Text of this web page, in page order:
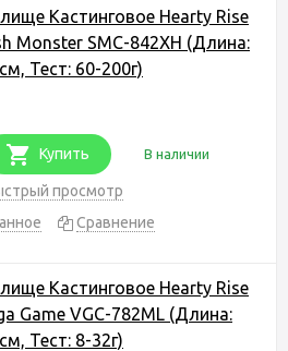
Кастинговое Hearty Rise
Monster SMC-842XH (Длина:
Тест: 60-200г)
Купить В наличии
просмотр
Сравнение
Кастинговое Hearty Rise
Game VGC-782ML (Длина:
Тест: 8-32г)